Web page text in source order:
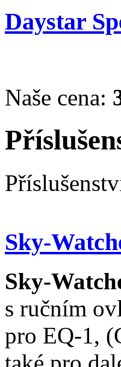
Daystar
Naše cena:
Sky-
Sky-
s ručním
pro EQ-1,